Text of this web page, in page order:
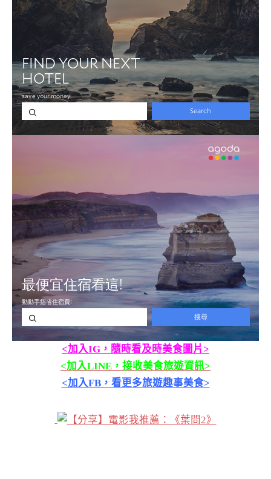
<加入IG，隨時看及時美食圖片>
<加入LINE，接收美食旅遊資訊>
<加入FB，看更多旅遊趣事美食>